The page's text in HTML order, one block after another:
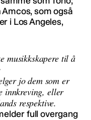
som også
i Los Angeles,
musikkskapere til å
jo dem som er
innkreving, eller
respektive.
full overgang